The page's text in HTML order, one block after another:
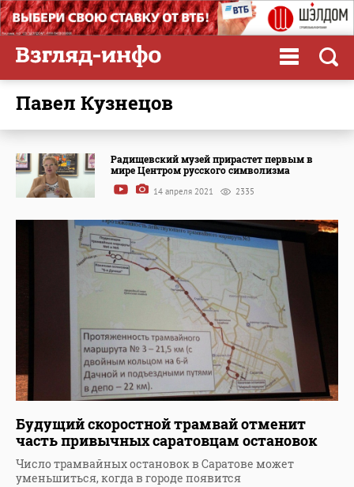
Павел Кузнецов
Радищевский музей прирастет первым в
мире Центром русского символизма
14 апреля 2021 2335
Будущий скоростной трамвай отменит
часть привычных саратовцам остановок
Число трамвайных остановок в Саратове может
уменьшиться, когда в городе появится